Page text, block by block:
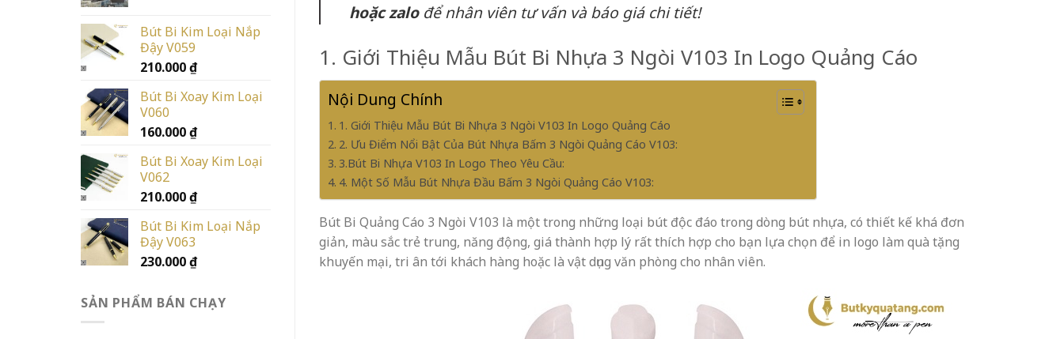
Bút Bi Kim Loại Nắp
Đậy V059
210.000₫
Bút Bi Xoay Kim Loại
V060
160.000₫
Bút Bi Xoay Kim Loại
V062
210.000₫
Bút Bi Kim Loại Nắp
Đậy V063
230.000₫
SẢN PHẨM BÁN CHẠY
hoặc zalo để nhân viên tư vấn và báo giá chi tiết!
1. Giới Thiệu Mẫu Bút Bi Nhựa 3 Ngòi V103 In Logo Quảng Cáo
Nội Dung Chính
1. Giới Thiệu Mẫu Bút Bi Nhựa 3 Ngòi V103 In Logo Quảng Cáo
2. Ưu Điểm Nổi Bật Của Bút Nhựa Bấm 3 Ngòi Quảng Cáo V103:
3.Bút Bi Nhựa V103 In Logo Theo Yêu Cầu:
4. Một Số Mẫu Bút Nhựa Đầu Bấm 3 Ngòi Quảng Cáo V103:
Bút Bi Quảng Cáo 3 Ngòi V103 là một trong những loại bút độc đáo trong dòng bút nhựa, có thiết kế khá đơn
giản, màu sắc trẻ trung, năng động, giá thành hợp lý rất thích hợp cho bạn lựa chọn để in logo làm quà tặng
khuyến mại, tri ân tới khách hàng hoặc là vật dụng văn phòng cho nhân viên.